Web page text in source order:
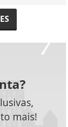
mais!